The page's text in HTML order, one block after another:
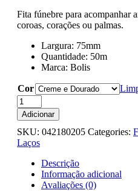
Fita fúnebre para acompanhar
coroas, corações ou palmas.
Largura: 75mm
Quantidade: 50m
Marca: Bolis
Cor
Quantidade
de
Rolo
de
fita
funeral
com
listas
Adicionar
SKU: 042180205 Categories:
Laços
Descrição
Informação adicional
Avaliações (0)